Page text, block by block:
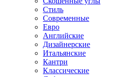
Стиль
Современные
Евро
Английские
Дизайнерские
Итальянские
Кантри
Классические